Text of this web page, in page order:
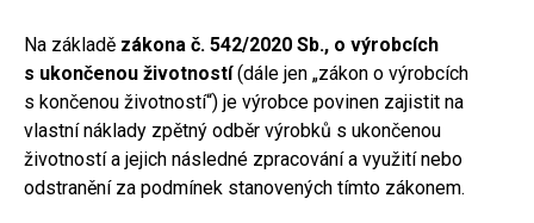
Na základě zákona č. 542/2020 Sb., o výrobcích
s ukončenou životností(dále jen „zákon o výrobcích
s končenou životností“) je výrobce povinen zajistit na
vlastní náklady zpětný odběr výrobků s ukončenou
životností a jejich následné zpracování a využití nebo
odstranění za podmínek stanovených tímto zákonem.